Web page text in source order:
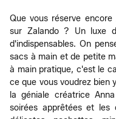
Que vous réserve
sur Zalando ? Un luxe
d'indispensables. On
sacs à main et de petite
à main pratique, c'est le
ce que vous voudrez bien
la géniale créatrice
soirées apprêtées et les